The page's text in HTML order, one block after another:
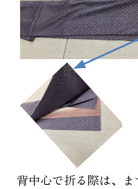
背中心で折る際は、ま